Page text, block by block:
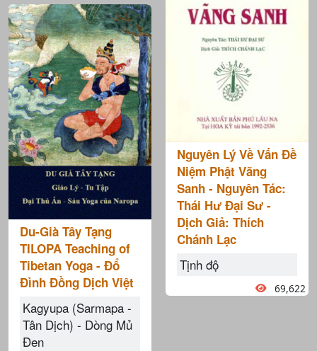
Du-Già Tây Tạng
TILOPA Teaching of
Tibetan Yoga - Đổ
Đình Đồng Dịch Việt
Kagyupa (Sarmapa -
Tân Dịch) - Dòng Mủ
Đen
Nguyên Lý Về Vấn Đề
Niệm Phật Vãng
Sanh - Nguyên Tác:
Thái Hư Đại Sư -
Dịch Giả: Thích
Chánh Lạc
Tịnh độ
69,622